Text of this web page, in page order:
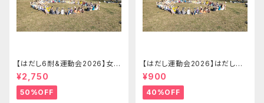
【はだし6耐&運動会2026】女子
ソロの部 はだし6耐＋運動会エ
ントリー【2026.09.26(土)】
¥2,750
50%OFF
【はだし運動会2026】はだし運
動会 エントリー(大人)【2026.0
9.26(土)】
¥900
40%OFF